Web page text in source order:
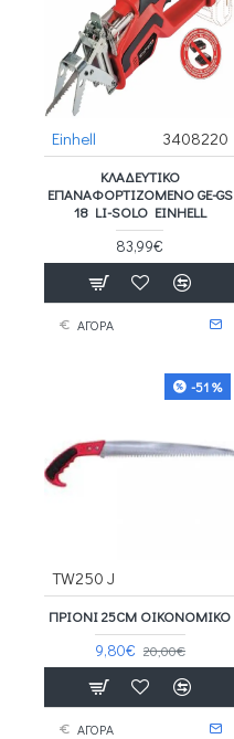
Einhell 3408220
ΚΛΑΔΕΥΤΙΚΌ
ΕΠΑΝΑΦΟΡΤΙΖΌΜΕΝΟ GE-GS
18 LI-SOLO EINHELL
83,99€
ΑΓΟΡΑ
-51 %
TW250 J
ΠΡΙΌΝΙ 25CM ΟΙΚΟΝΟΜΙΚΌ
9,80€ 20,00€
ΑΓΟΡΑ